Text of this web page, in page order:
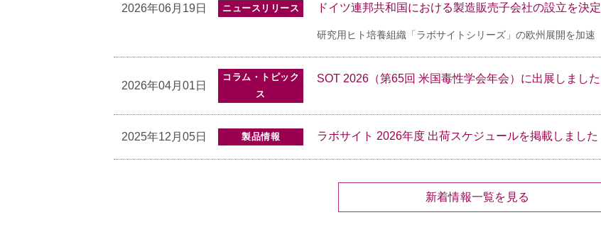
2026年06月19日 ニュースリリース ドイツ連邦共和国における製造販売子会社の設立を決定
研究用ヒト培養組織「ラボサイトシリーズ」の欧州展開を加速
2026年04月01日
コラム・トピック
ス
SOT 2026（第65回 米国毒性学会年会）に出展しました
2025年12月05日 製品情報 ラボサイト 2026年度 出荷スケジュールを掲載しました
新着情報一覧を見る